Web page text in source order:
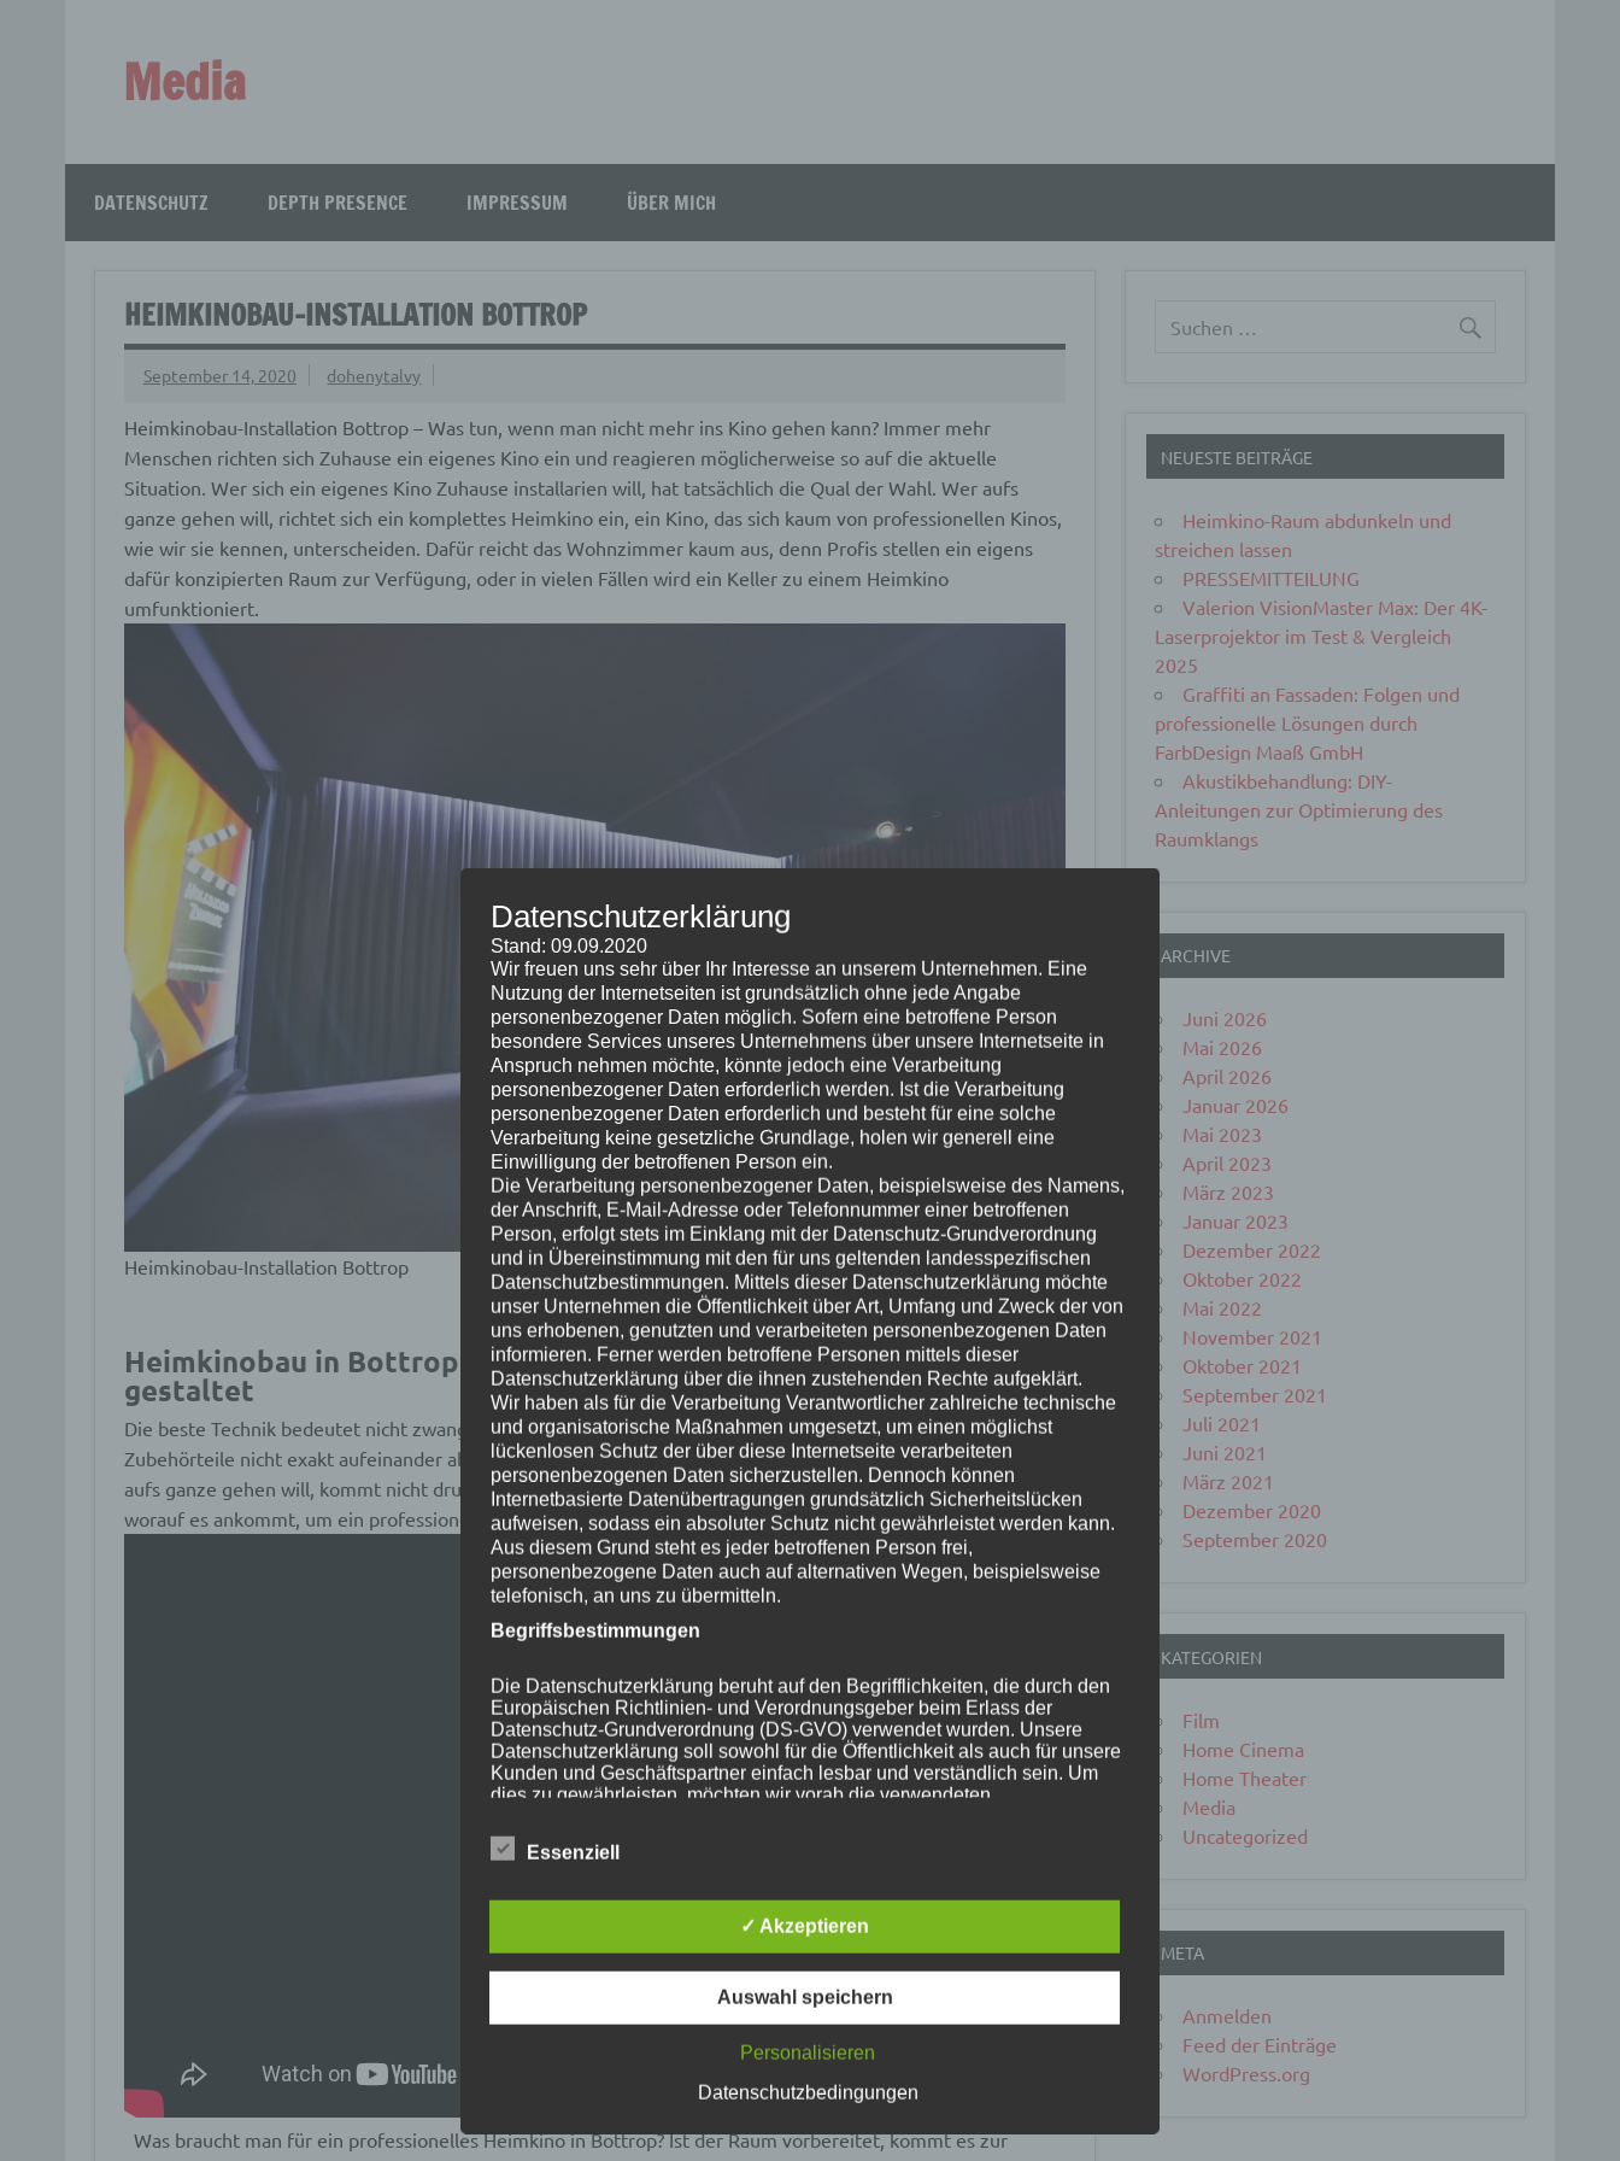
Media
DATENSCHUTZ DEPTH PRESENCE IMPRESSUM ÜBER MICH
HEIMKINOBAU-INSTALLATION BOTTROP
September 14, 2020 dohenytalvy
Heimkinobau-Installation Bottrop – Was tun, wenn man nicht mehr ins Kino gehen kann? Immer mehr
Menschen richten sich Zuhause ein eigenes Kino ein und reagieren möglicherweise so auf die aktuelle
Situation. Wer sich ein eigenes Kino Zuhause installarien will, hat tatsächlich die Qual der Wahl. Wer aufs
ganze gehen will, richtet sich ein komplettes Heimkino ein, ein Kino, das sich kaum von professionellen Kinos,
wie wir sie kennen, unterscheiden. Dafür reicht das Wohnzimmer kaum aus, denn Profis stellen ein eigens
dafür konzipierten Raum zur Verfügung, oder in vielen Fällen wird ein Keller zu einem Heimkino
umfunktioniert.
Heimkinobau-Installation Bottrop
Heimkinobau in Bottrop – nichts von Stange sonder individuell
gestaltet
Die beste Technik bedeutet nicht zwangsläufig das beste Ergebnis, denn sind Raum, Technik und alle
Zubehörteile nicht exakt aufeinander abgestimmt, ist das Endergebnis nur suboptimal. Wer schon deshalb
aufs ganze gehen will, kommt nicht drum herum einenHeimkino-Spezialistenzu engagieren, nur dieser weiß,
worauf es ankommt, um ein professionelles Ergebnis zu erzielen.
Was braucht man für ein professionelles Heimkino in Bottrop? Ist der Raum vorbereitet, kommt es zur
NEUESTE BEITRÄGE
Heimkino-Raum abdunkeln und
streichen lassen
PRESSEMITTEILUNG
Valerion VisionMaster Max: Der 4K-
Laserprojektor im Test & Vergleich
2025
Graffiti an Fassaden: Folgen und
professionelle Lösungen durch
FarbDesign Maaß GmbH
Akustikbehandlung: DIY-
Anleitungen zur Optimierung des
Raumklangs
ARCHIVE
Juni 2026
Mai 2026
April 2026
Januar 2026
Mai 2023
April 2023
März 2023
Januar 2023
Dezember 2022
Oktober 2022
Mai 2022
November 2021
Oktober 2021
September 2021
Juli 2021
Juni 2021
März 2021
Dezember 2020
September 2020
KATEGORIEN
Film
Home Cinema
Home Theater
Media
Uncategorized
META
Anmelden
Feed der Einträge
WordPress.org
Datenschutzerklärung
Stand: 09.09.2020
Wir freuen uns sehr über Ihr Interesse an unserem Unternehmen. Eine
Nutzung der Internetseiten ist grundsätzlich ohne jede Angabe
personenbezogener Daten möglich. Sofern eine betroffene Person
besondere Services unseres Unternehmens über unsere Internetseite in
Anspruch nehmen möchte, könnte jedoch eine Verarbeitung
personenbezogener Daten erforderlich werden. Ist die Verarbeitung
personenbezogener Daten erforderlich und besteht für eine solche
Verarbeitung keine gesetzliche Grundlage, holen wir generell eine
Einwilligung der betroffenen Person ein.
Die Verarbeitung personenbezogener Daten, beispielsweise des Namens,
der Anschrift, E-Mail-Adresse oder Telefonnummer einer betroffenen
Person, erfolgt stets im Einklang mit der Datenschutz-Grundverordnung
und in Übereinstimmung mit den für uns geltenden landesspezifischen
Datenschutzbestimmungen. Mittels dieser Datenschutzerklärung möchte
unser Unternehmen die Öffentlichkeit über Art, Umfang und Zweck der von
uns erhobenen, genutzten und verarbeiteten personenbezogenen Daten
informieren. Ferner werden betroffene Personen mittels dieser
Datenschutzerklärung über die ihnen zustehenden Rechte aufgeklärt.
Wir haben als für die Verarbeitung Verantwortlicher zahlreiche technische
und organisatorische Maßnahmen umgesetzt, um einen möglichst
lückenlosen Schutz der über diese Internetseite verarbeiteten
personenbezogenen Daten sicherzustellen. Dennoch können
Internetbasierte Datenübertragungen grundsätzlich Sicherheitslücken
aufweisen, sodass ein absoluter Schutz nicht gewährleistet werden kann.
Aus diesem Grund steht es jeder betroffenen Person frei,
personenbezogene Daten auch auf alternativen Wegen, beispielsweise
telefonisch, an uns zu übermitteln.
Begriffsbestimmungen
Die Datenschutzerklärung beruht auf den Begrifflichkeiten, die durch den
Europäischen Richtlinien- und Verordnungsgeber beim Erlass der
Datenschutz-Grundverordnung (DS-GVO) verwendet wurden. Unsere
Datenschutzerklärung soll sowohl für die Öffentlichkeit als auch für unsere
Kunden und Geschäftspartner einfach lesbar und verständlich sein. Um
dies zu gewährleisten, möchten wir vorab die verwendeten
Wir verwenden in dieser Datenschutzerklärung unter anderem die
folgenden Begriffe:
Personenbezogene Daten sind alle Informationen, die sich auf eine
„betroffene Person") beziehen. Als identifizierbar wird eine natürliche
Person angesehen, die direkt oder indirekt, insbesondere mittels
Zuordnung zu einer Kennung wie einem Namen, zu einer Kennnummer, zu
Standortdaten, zu einer Online-Kennung oder zu einem oder mehreren
genetischen, psychischen, wirtschaftlichen, kulturellen oder sozialen
Essenziell
✓ Akzeptieren
Auswahl speichern
Personalisieren
Datenschutzbedingungen